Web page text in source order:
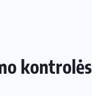
kontrolės